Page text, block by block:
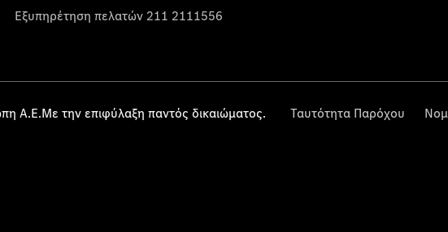
Εξυπηρέτηση πελατών 211 2111556
την επιφύλαξη παντός δικαιώματος. Ταυτότητα Παρόχου